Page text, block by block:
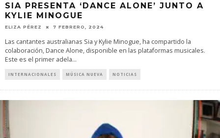
SIA PRESENTA ‘DANCE ALONE’ JUNTO A
KYLIE MINOGUE
ELIZA PÉREZ 7 FEBRERO, 2024
Las cantantes australianas Sia y Kylie Minogue, ha compartido la
colaboración, Dance Alone, disponible en las plataformas musicales.
Este es el primer adela...
INTERNACIONALES MÚSICA NUEVA NOTICIAS